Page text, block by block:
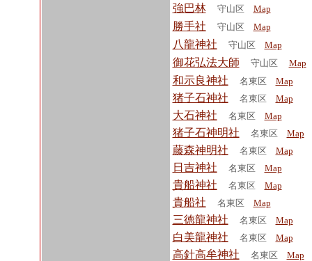
強巴林 守山区 Map
勝手社 守山区 Map
八龍神社 守山区 Map
御花弘法大師 守山区 Map
和示良神社 名東区 Map
猪子石神社 名東区 Map
大石神社 名東区 Map
猪子石神明社 名東区 Map
藤森神明社 名東区 Map
日吉神社 名東区 Map
貴船神社 名東区 Map
貴船社 名東区 Map
三徳龍神社 名東区 Map
白美龍神社 名東区 Map
高針高牟神社 名東区 Map